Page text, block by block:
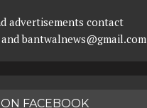
advertisements contact
and bantwalnews@gmail.com
FACEBOOK